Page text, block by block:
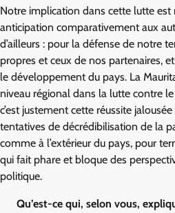
Notre implication dans cette lutte est
anticipation comparativement aux
d’ailleurs : pour la défense de notre
propres et ceux de nos partenaires,
le développement du pays. La
niveau régional dans la lutte contre
c’est justement cette réussite
tentatives de décrédibilisation de la
comme à l’extérieur du pays, pour
qui fait phare et bloque des
politique.
Qu’est-ce qui, selon vous,